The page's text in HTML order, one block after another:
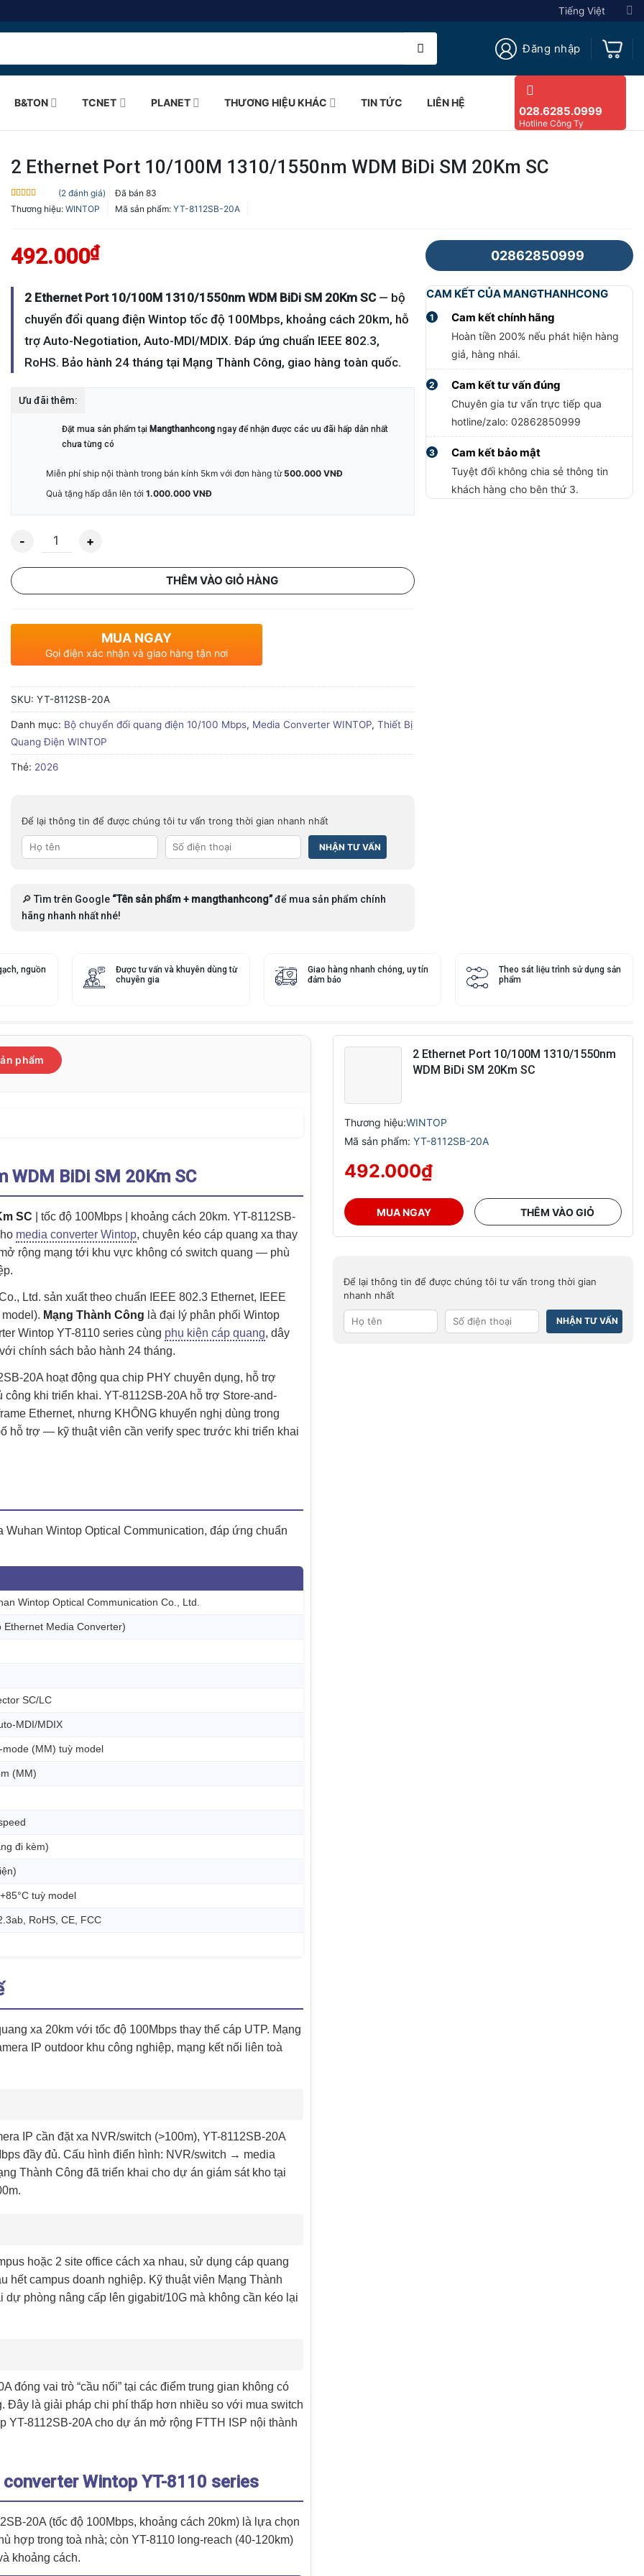
Tiếng Việt
Đăng nhập
B&TON TCNET PLANET THƯƠNG HIỆU KHÁC TIN TỨC LIÊN HỆ
028.6285.0999
Hotline Công Ty
2 Ethernet Port 10/100M 1310/1550nm WDM BiDi SM 20Km SC
5.0trên 5
dựa trên
2
(2đánh giá) Đã bán 83
Thương hiệu: WINTOP Mã sản phẩm: YT-8112SB-20A
492.000₫
2 Ethernet Port 10/100M 1310/1550nm WDM BiDi SM 20Km SC— bộ
chuyển đổi quang điện Wintop tốc độ 100Mbps, khoảng cách 20km, hỗ
trợ Auto-Negotiation, Auto-MDI/MDIX. Đáp ứng chuẩn IEEE 802.3,
RoHS. Bảo hành 24 tháng tại Mạng Thành Công, giao hàng toàn quốc.
Ưu đãi thêm:
Đặt mua sản phẩm tại Mangthanhcong ngay để nhận được các ưu đãi hấp dẫn nhất
chưa từng có
Miễn phí ship nội thành trong bán kính 5km với đơn hàng từ 500.000 VNĐ
Quà tặng hấp dẫn lên tới 1.000.000 VNĐ
Số lượng
THÊM VÀO GIỎ HÀNG
MUA NGAY
Gọi điện xác nhận và giao hàng tận nơi
SKU: YT-8112SB-20A
Danh mục: Bộ chuyển đổi quang điện 10/100 Mbps, Media Converter WINTOP, Thiết Bị
Quang Điện WINTOP
Thẻ: 2026
Để lại thông tin để được chúng tôi tư vấn trong thời gian nhanh nhất
🔎 Tìm trên Google “Tên sản phẩm + mangthanhcong”để mua sản phẩm chính
hãng nhanh nhất nhé!
02862850999
CAM KẾT CỦA MANGTHANHCONG
1 Cam kết chính hãng
Hoàn tiền 200% nếu phát hiện hàng
giả, hàng nhái.
2 Cam kết tư vấn đúng
Chuyên gia tư vấn trực tiếp qua
hotline/zalo: 02862850999
3 Cam kết bảo mật
Tuyệt đối không chia sẻ thông tin
khách hàng cho bên thứ 3.
nguồn
Được tư vấn và khuyên dùng từ
chuyên gia
Giao hàng nhanh chóng, uy tín
đảm bảo
Theo sát liệu trình sử dụng sản
phẩm
phẩm
BiDi SM 20Km SC
SC | tốc độ 100Mbps | khoảng cách 20km. YT-8112SB-
media converter Wintop, chuyên kéo cáp quang xa thay
rộng mạng tới khu vực không có switch quang — phù
Ltd. sản xuất theo chuẩn IEEE 802.3 Ethernet, IEEE
Mạng Thành Công là đại lý phân phối Wintop
Wintop YT-8110 series cùng phụ kiện cáp quang, dây
chính sách bảo hành 24 tháng.
20A hoạt động qua chip PHY chuyên dụng, hỗ trợ
khi triển khai. YT-8112SB-20A hỗ trợ Store-and-
Ethernet, nhưng KHÔNG khuyến nghị dùng trong
hỗ trợ — kỹ thuật viên cần verify spec trước khi triển khai
Wintop Optical Communication, đáp ứng chuẩn
Wintop Optical Communication Co., Ltd.
Ethernet Media Converter)
SC/LC
MDI/MDIX
(MM) tuỳ model
(MM)
đi kèm)
tuỳ model
RoHS, CE, FCC
xa 20km với tốc độ 100Mbps thay thế cáp UTP. Mạng
IP outdoor khu công nghiệp, mạng kết nối liên toà
IP cần đặt xa NVR/switch (>100m), YT-8112SB-20A
đầy đủ. Cấu hình điển hình: NVR/switch → media
Thành Công đã triển khai cho dự án giám sát kho tại
hoặc 2 site office cách xa nhau, sử dụng cáp quang
hết campus doanh nghiệp. Kỹ thuật viên Mạng Thành
phòng nâng cấp lên gigabit/10G mà không cần kéo lại
đóng vai trò “cầu nối” tại các điểm trung gian không có
là giải pháp chi phí thấp hơn nhiều so với mua switch
YT-8112SB-20A cho dự án mở rộng FTTH ISP nội thành
Wintop YT-8110 series
20A (tốc độ 100Mbps, khoảng cách 20km) là lựa chọn
hợp trong toà nhà; còn YT-8110 long-reach (40-120km)
khoảng cách.
2 Ethernet Port 10/100M 1310/1550nm
WDM BiDi SM 20Km SC
Thương hiệu:WINTOP
Mã sản phẩm: YT-8112SB-20A
492.000₫
MUA NGAY THÊM VÀO GIỎ
Để lại thông tin để được chúng tôi tư vấn trong thời gian
nhanh nhất